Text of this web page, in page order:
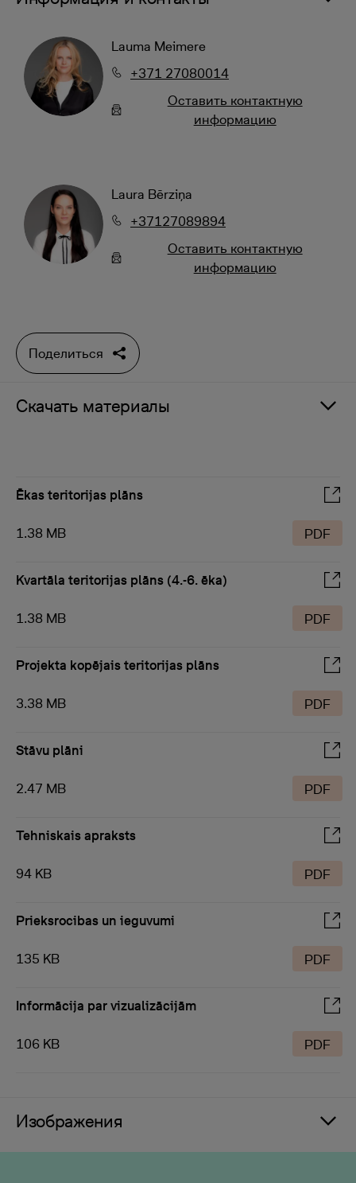
Lauma Meimere
+371 27080014
Oставить контактную
информацию
Laura Bērziņa
+37127089894
Oставить контактную
информацию
Поделиться
Скачать материалы
Ēkas teritorijas plāns
1.38 MB PDF
Kvartāla teritorijas plāns (4.-6. ēka)
1.38 MB PDF
Projekta kopējais teritorijas plāns
3.38 MB PDF
Stāvu plāni
2.47 MB PDF
Tehniskais apraksts
94 KB PDF
Prieksrocibas un ieguvumi
135 KB PDF
Informācija par vizualizācijām
106 KB PDF
Изображения